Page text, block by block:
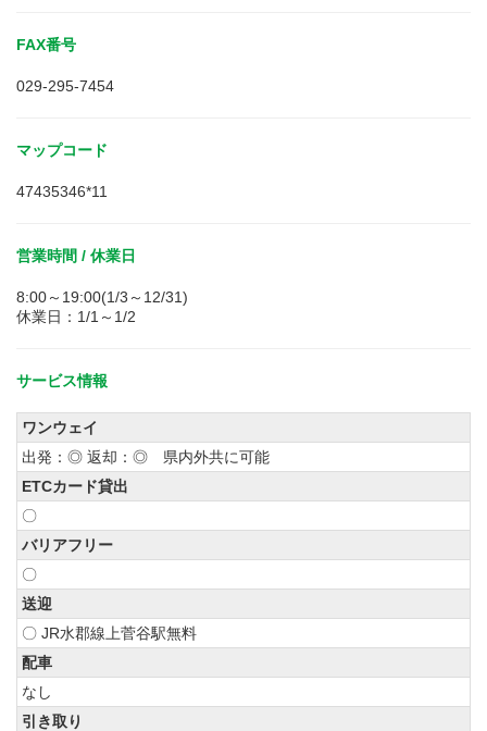
FAX番号
029-295-7454
マップコード
47435346*11
営業時間 / 休業日
8:00～19:00(1/3～12/31)
休業日：1/1～1/2
サービス情報
ワンウェイ
出発：◎ 返却：◎ 県内外共に可能
ETCカード貸出
〇
バリアフリー
〇
送迎
〇 JR水郡線上菅谷駅無料
配車
なし
引き取り